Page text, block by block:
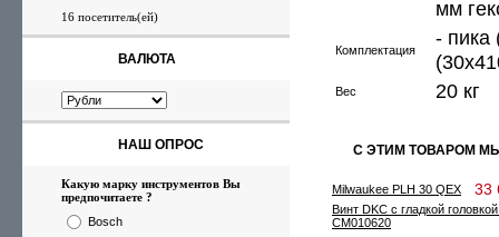
16 посетитель(ей)
ВАЛЮТА
НАШ ОПРОС
Какую марку инструментов Вы
предпочитаете ?
Bosch
мм
Комплектация
- пика
Вес 20 кг
С ЭТИМ ТОВАРОМ
Milwaukee PLH 30 QEX 33
Винт DKC с гладкой
CM010620